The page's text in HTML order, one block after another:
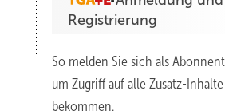
Registrierung
So melden Sie sich als
um Zugriff auf alle Zusatz-
bekommen.